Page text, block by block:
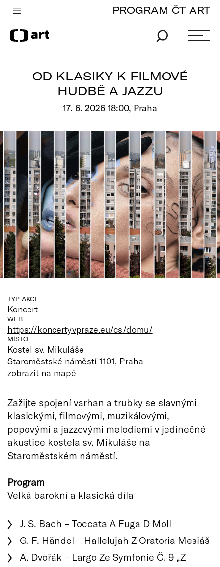
Česká televize
Zpravodajství
Vše o ČT
PROGRAM ČT ART
OD KLASIKY K FILMOVÉ
HUDBĚ A JAZZU
17. 6. 2026 18:00, Praha
TYP AKCE
Koncert
WEB
https://koncertyvpraze.eu/cs/domu/
MÍSTO
Kostel sv. Mikuláše
Staroměstské náměstí 1101, Praha
zobrazit na mapě
Zažijte spojení varhan a trubky se slavnými
klasickými, filmovými, muzikálovými,
popovými a jazzovými melodiemi v jedinečné
akustice kostela sv. Mikuláše na
Staroměstském náměstí.
Program
Velká barokní a klasická díla
J. S. Bach – Toccata A Fuga D Moll
G. F. Händel – Hallelujah Z Oratoria Mesiáš
A. Dvořák – Largo Ze Symfonie Č. 9 „Z